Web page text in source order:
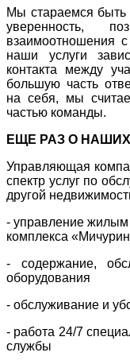
Мы стараемся быть
уверенность,
взаимоотношения
наши услуги
контакта между
большую часть
на себя, мы
частью команды.
ЕЩЕ РАЗ О
Управляющая
спектр услуг по
другой
- управление жилым
комплекса
- содержание,
оборудования
- обслуживание и
- работа 24/7
службы